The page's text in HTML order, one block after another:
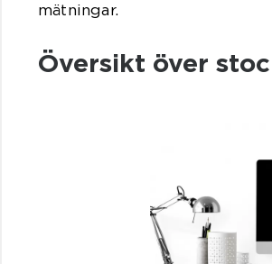
mätningar.
Översikt över